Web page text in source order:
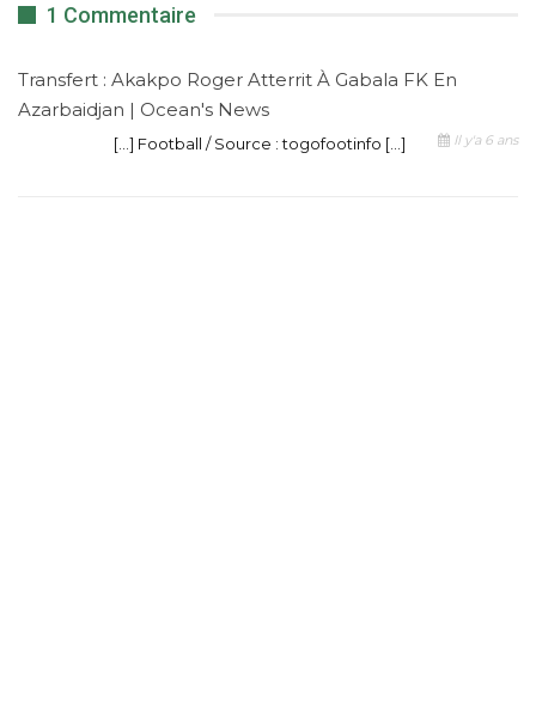
1 Commentaire
Transfert : Akakpo Roger Atterrit À Gabala FK En
Azarbaidjan | Ocean's News
Il y'a 6 ans
[…] Football / Source : togofootinfo […]